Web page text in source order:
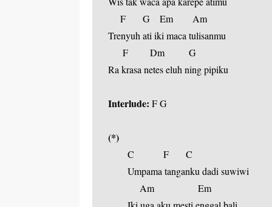
     F       G    Em        Am
Trenyuh ati iki maca tulisanmu
      F         Dm          G
Ra krasa netes eluh ning pipiku
Interlude: F G
(*)
     C            F       C
Umpama tanganku dadi suwiwi
Am                  Em